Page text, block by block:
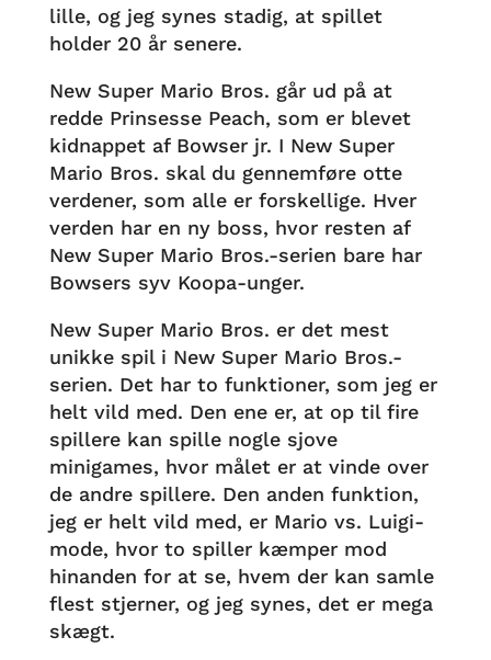
lille, og jeg synes stadig, at spillet
holder 20 år senere.
New Super Mario Bros. går ud på at
redde Prinsesse Peach, som er blevet
kidnappet af Bowser jr. I New Super
Mario Bros. skal du gennemføre otte
verdener, som alle er forskellige. Hver
verden har en ny boss, hvor resten af
New Super Mario Bros.-serien bare har
Bowsers syv Koopa-unger.
New Super Mario Bros. er det mest
unikke spil i New Super Mario Bros.-
serien. Det har to funktioner, som jeg er
helt vild med. Den ene er, at op til fire
spillere kan spille nogle sjove
minigames, hvor målet er at vinde over
de andre spillere. Den anden funktion,
jeg er helt vild med, er Mario vs. Luigi-
mode, hvor to spiller kæmper mod
hinanden for at se, hvem der kan samle
flest stjerner, og jeg synes, det er mega
skægt.